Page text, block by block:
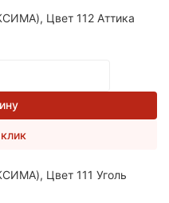
Цвет 112 Аттика
Цвет 111 Уголь